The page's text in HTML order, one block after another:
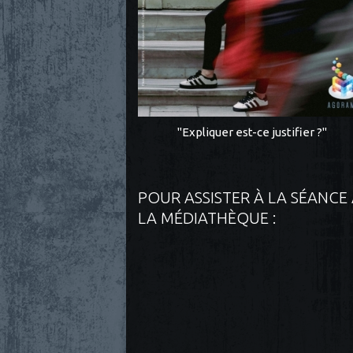
"Expliquer est-ce justifier ?"
POUR ASSISTER À LA SÉANCE
LA MÉDIATHÈQUE :